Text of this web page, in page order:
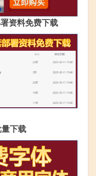
资料免费下载
下载